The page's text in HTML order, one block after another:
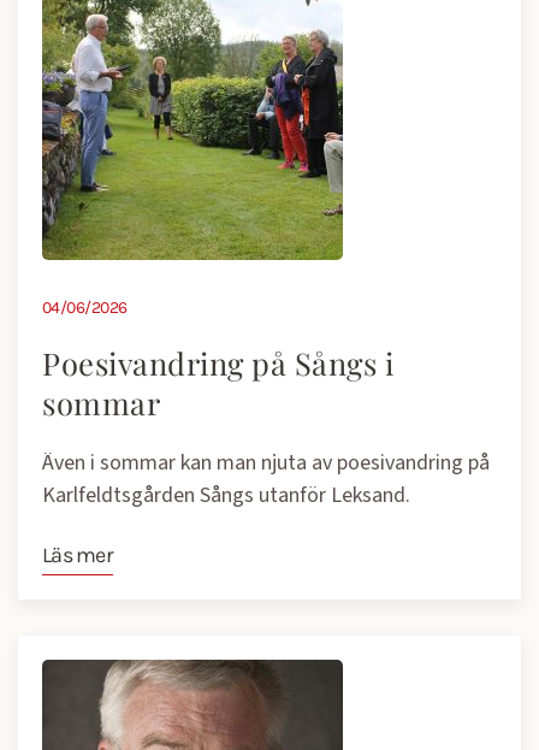
04/06/2026
Poesivandring på Sångs i
sommar
Även i sommar kan man njuta av poesivandring på
Karlfeldtsgården Sångs utanför Leksand.
Läs mer